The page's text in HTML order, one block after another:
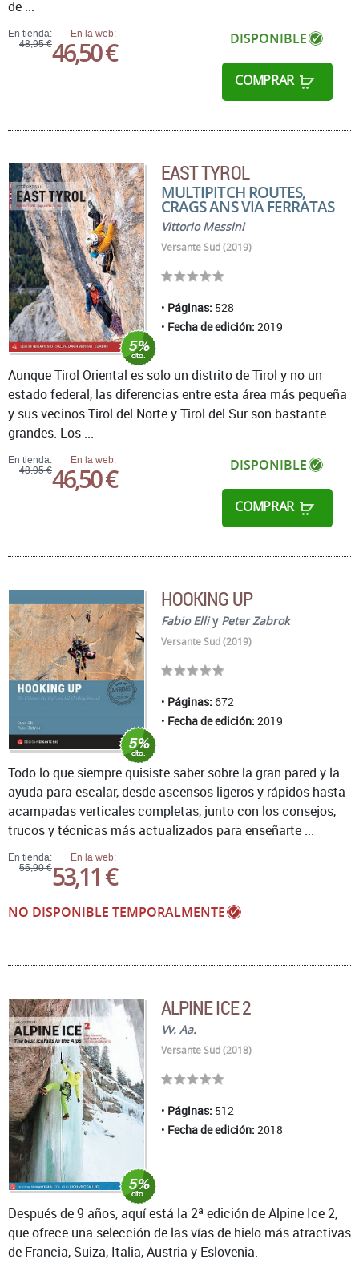
En tienda:
48,95 €
En la web:
46,50 € DISPONIBLE
COMPRAR
de ...
EAST TYROL
MULTIPITCH ROUTES,
CRAGS ANS VIA FERRATAS
Vittorio Messini
Versante Sud (2019)
Páginas: 528
Fecha de edición: 2019
En tienda:
48,95 €
En la web:
46,50 € DISPONIBLE
COMPRAR
Aunque Tirol Oriental es solo un distrito de Tirol y no un
estado federal, las diferencias entre esta área más pequeña
y sus vecinos Tirol del Norte y Tirol del Sur son bastante
grandes. Los ...
HOOKING UP
Fabio Elliy Peter Zabrok
Versante Sud (2019)
Páginas: 672
Fecha de edición: 2019
En tienda:
55,90 €
En la web:
53,11 €
NO DISPONIBLE TEMPORALMENTE
Todo lo que siempre quisiste saber sobre la gran pared y la
ayuda para escalar, desde ascensos ligeros y rápidos hasta
acampadas verticales completas, junto con los consejos,
trucos y técnicas más actualizados para enseñarte ...
ALPINE ICE 2
Vv. Aa.
Versante Sud (2018)
Páginas: 512
Fecha de edición: 2018
Después de 9 años, aquí está la 2ª edición de Alpine Ice 2,
que ofrece una selección de las vías de hielo más atractivas
de Francia, Suiza, Italia, Austria y Eslovenia.